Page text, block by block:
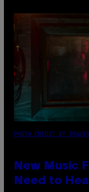
PHOTO CREDIT BY
New Music
Need to